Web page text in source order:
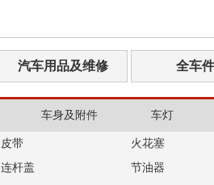
汽车用品及维修 全车件
车身及附件 车灯
皮带
火花塞
连杆盖
节油器